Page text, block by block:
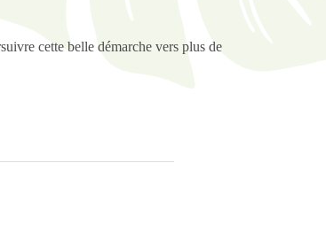
cette belle démarche vers plus de